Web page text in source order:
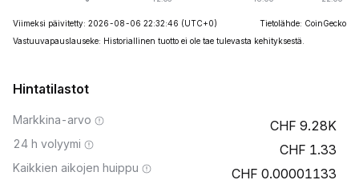
Viimeksi päivitetty: 2026-08-06 22:32:46 (UTC+0)
Tietolähde: CoinGecko
Vastuuvapauslauseke: Historiallinen tuotto ei ole tae tulevasta kehityksestä.
Hintatilastot
Markkina-arvo 9.28K
24 h volyymi 1.33
Kaikkien aikojen huippu 0.00001133